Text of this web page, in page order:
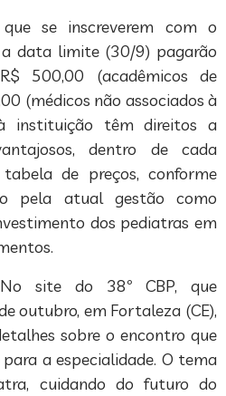
que se inscreverem com o
data limite (30/9) pagarão
500,00 (acadêmicos de
(médicos não associados à
instituição têm direitos a
dentro de cada
de preços, conforme
pela atual gestão como
dos pediatras em
site do 38º CBP, que
outubro, em Fortaleza (CE),
sobre o encontro que
a especialidade. O tema
cuidando do futuro do